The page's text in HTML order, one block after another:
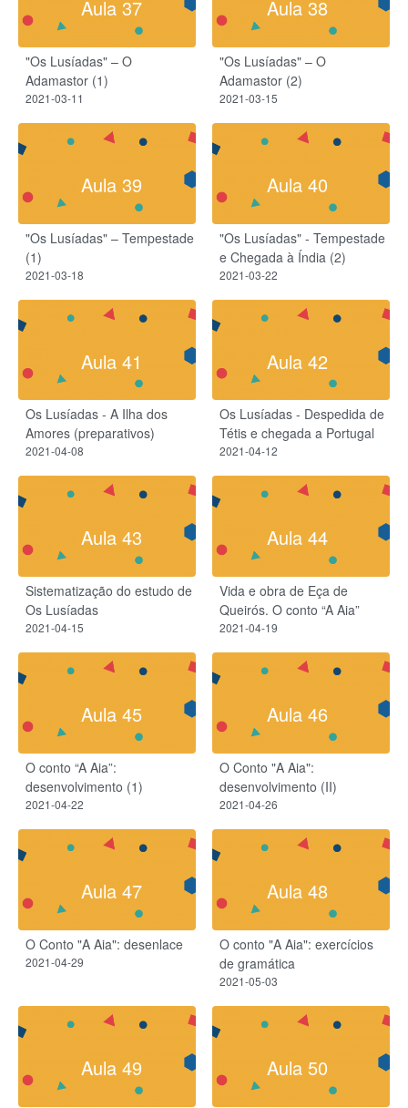
Aula 37
"Os Lusíadas" – O
Adamastor (1)
2021-03-11
Aula 38
"Os Lusíadas" – O
Adamastor (2)
2021-03-15
Aula 39
"Os Lusíadas" – Tempestade
(1)
2021-03-18
Aula 40
"Os Lusíadas" - Tempestade
e Chegada à Índia (2)
2021-03-22
Aula 41
Os Lusíadas - A Ilha dos
Amores (preparativos)
2021-04-08
Aula 42
Os Lusíadas - Despedida de
Tétis e chegada a Portugal
2021-04-12
Aula 43
Sistematização do estudo de
Os Lusíadas
2021-04-15
Aula 44
Vida e obra de Eça de
Queirós. O conto “A Aia”
2021-04-19
Aula 45
O conto “A Aia”:
desenvolvimento (1)
2021-04-22
Aula 46
O Conto "A Aia":
desenvolvimento (II)
2021-04-26
Aula 47
O Conto "A Aia": desenlace
2021-04-29
Aula 48
O conto "A Aia": exercícios
de gramática
2021-05-03
Aula 49 Aula 50